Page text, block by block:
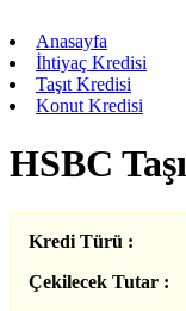
Anasayfa
İhtiyaç Kredisi
Taşıt Kredisi
Konut Kredisi
HSBC
Kredi Türü :
Çekilecek Tutar :